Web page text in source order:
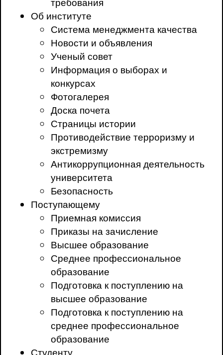
Об институте
Система менеджмента качества
Новости и объявления
Ученый совет
Информация о выборах и
конкурсах
Фотогалерея
Доска почета
Страницы истории
Противодействие терроризму и
экстремизму
Антикоррупционная деятельность
университета
Безопасность
Поступающему
Приемная комиссия
Приказы на зачисление
Высшее образование
Среднее профессиональное
образование
Подготовка к поступлению на
высшее образование
Подготовка к поступлению на
среднее профессиональное
образование
Студенту